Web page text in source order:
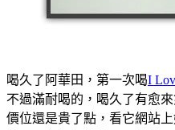
喝久了阿華田，第一次喝I
不過滿耐喝的，喝久了有愈
價位還是貴了點，看它網站